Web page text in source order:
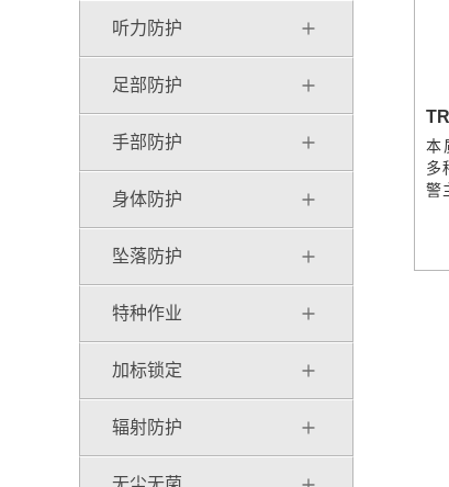
听力防护
足部防护
手部防护
身体防护
坠落防护
特种作业
加标锁定
辐射防护
本
多
警